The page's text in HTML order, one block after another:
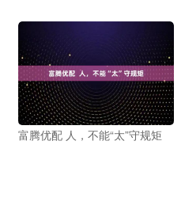
富腾优配 人，不能“太”守规矩